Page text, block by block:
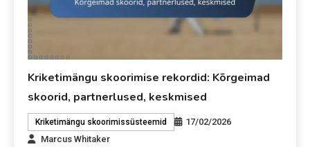
Kriketimängu skoorimise rekordid: Kõrgeimad
skoorid, partnerlused, keskmised
Kriketimängu skoorimissüsteemid
17/02/2026
Marcus Whitaker